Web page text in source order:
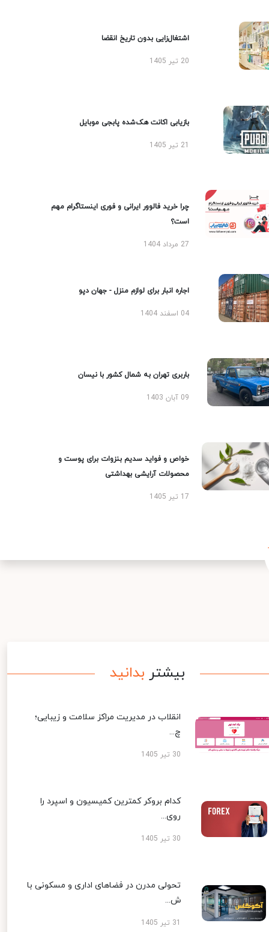
اشتغال‌زایی بدون تاریخ انقضا
20 تیر 1405
بازیابی اکانت هک‌شده پابجی موبایل
چرا خرید فالوور ایرانی و فوری اینستاگرام مهم
است؟
27 مرداد 1404
اجاره انبار برای لوازم منزل - جهان دپو
04 اسفند 1404
باربری تهران به شمال کشور با نیسان
09 آبان 1403
خواص و فواید سدیم بنزوات برای پوست و
محصولات آرایشی بهداشتی
17 تیر 1405
بیشتر بدانید
انقلاب در مدیریت مراکز سلامت و زیبایی؛
چ...
30 تیر 1405
کدام بروکر کمترین کمیسیون و اسپرد را
روی...
30 تیر 1405
تحولی مدرن در فضاهای اداری و مسکونی با
ش...